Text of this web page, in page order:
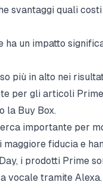
svantaggi quali
un impatto
più in alto nei
per gli articoli
la Buy Box.
importante per
fiducia e
i prodotti Prime
vocale tramite Alexa.